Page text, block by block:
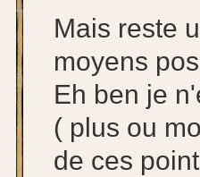
Mais reste
moyens
Eh ben je
( plus ou
de ces